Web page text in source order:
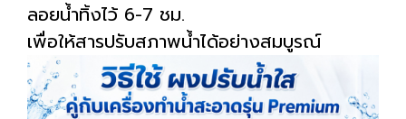
ลอยน้ำทิ้งไว้ 6-7 ชม.
เพื่อให้สารปรับสภาพน้ำได้อย่างสมบูรณ์